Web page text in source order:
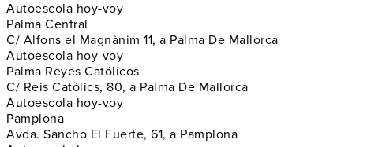
Autoescola hoy-voy
Palma Central
C/ Alfons el Magnànim 11, a Palma De Mallorca
Autoescola hoy-voy
Palma Reyes Católicos
C/ Reis Catòlics, 80, a Palma De Mallorca
Autoescola hoy-voy
Pamplona
Avda. Sancho El Fuerte, 61, a Pamplona